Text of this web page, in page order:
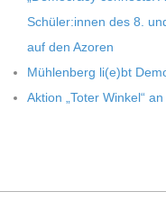
S
C
U
Schüler:innen des 8.
auf den Azoren
Müh­len­berg li(e)bt
Aktion „Toter Win­kel“